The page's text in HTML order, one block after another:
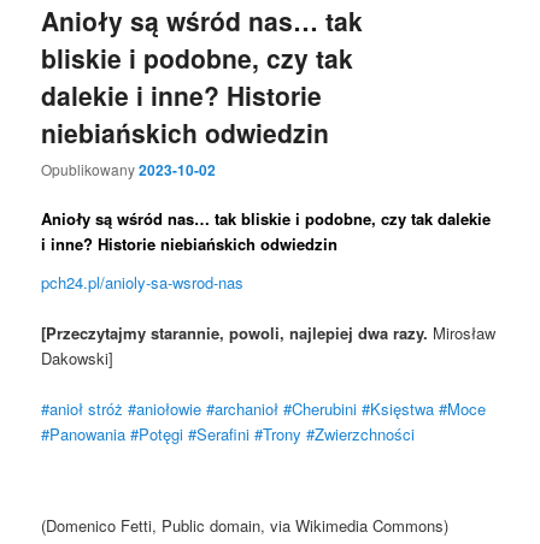
Anioły są wśród nas… tak
bliskie i podobne, czy tak
dalekie i inne? Historie
niebiańskich odwiedzin
Opublikowany2023-10-02
Anioły są wśród nas… tak bliskie i podobne, czy tak dalekie
i inne? Historie niebiańskich odwiedzin
pch24.pl/anioly-sa-wsrod-nas
[Przeczytajmy starannie, powoli, najlepiej dwa razy. Mirosław
Dakowski]
#anioł stróż#aniołowie#archanioł#Cherubini#Księstwa#Moce
#Panowania#Potęgi#Serafini#Trony#Zwierzchności
(Domenico Fetti, Public domain, via Wikimedia Commons)